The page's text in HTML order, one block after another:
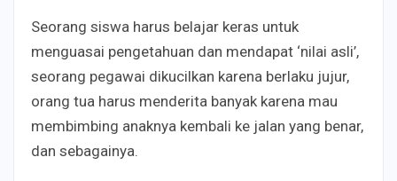
Seorang siswa harus belajar keras untuk
menguasai pengetahuan dan mendapat ‘nilai asli’,
seorang pegawai dikucilkan karena berlaku jujur,
orang tua harus menderita banyak karena mau
membimbing anaknya kembali ke jalan yang benar,
dan sebagainya.